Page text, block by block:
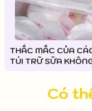
THẮC MẮC CỦA
TÚI TRỮ SỮA
Có